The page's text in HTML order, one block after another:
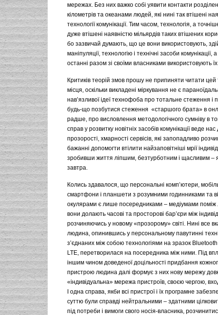
мережах. Без них важко собі уявити контакти
кілометрів та океанами людей, які нині так втішені
технології комунікації. Тим часом, технологія, а
дуже втішені наявністю мільярдів таких втішених
бо зазвичай думають, що це вони використовують,
маніпуляції, технологію і технічні засоби комунікації,
останні разом зі своїми власниками використовують
Критиків теорій змов прошу не припиняти читати цей
місця, оскільки викладені міркування не є
нав’язливої ідеї технофоба про тотальне стеження і
будь-що позбутися стеження «старшого брата» в
радше, про висловлення методологічного сумніву в
справ у розвитку новітніх засобів комунікації веде нас
прозорості, хмарності сервісів, які запопадливо
бажанні допомогти втілити найзаповітніші мрії
зробивши життя ліпшим, безтурботним і щасливим –
завтра.
Колись здавалося, що персональні комп’ютери,
смартфони і планшети з розумними годинниками та
окулярами є лише посередниками – медіумами
вони долають часові та просторові бар’єри між
розчиняючись у новому «прозорому» світі. Нині все
людина, опинившись у персональному павутинні
з’єднаних між собою технологіями на зразок
LTE, перетворилася на посередника між ними. Під
іншим чином доведеної доцільності придбання
пристрою людина далі формує з них нову мережу
«індивідуальна» мережа пристроїв, своєю чергою,
І одна справа, якби всі пристрої і їх програмне
суттю були справді нейтральними – здатними
під потреби і вимоги свого носія-власника,